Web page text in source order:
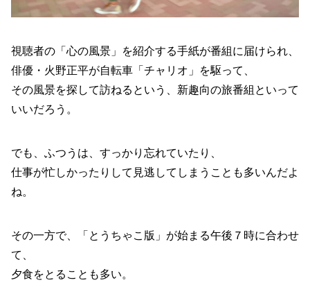
視聴者の「心の風景」を紹介する手紙が番組に届けられ、
俳優・火野正平が自転車「チャリオ」を駆って、
その風景を探して訪ねるという、新趣向の旅番組といって
いいだろう。
でも、ふつうは、すっかり忘れていたり、
仕事が忙しかったりして見逃してしまうことも多いんだよ
ね。
その一方で、「とうちゃこ版」が始まる午後７時に合わせ
て、
夕食をとることも多い。